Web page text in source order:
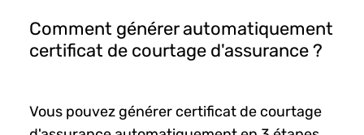
Comment générer automatiquement
certificat de courtage d'assurance ?
Vous pouvez générer certificat de courtage